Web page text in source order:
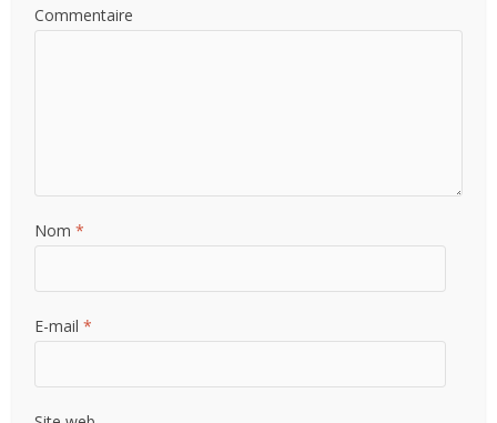
Commentaire
Nom*
E-mail*